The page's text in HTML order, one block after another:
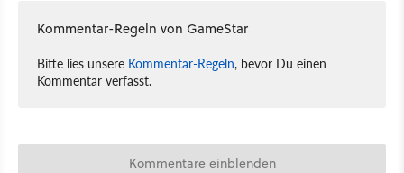
Kommentar-Regeln von GameStar
Bitte lies unsere Kommentar-Regeln, bevor Du einen
Kommentar verfasst.
Kommentare einblenden